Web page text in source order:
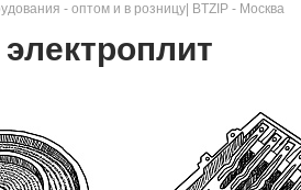
- оптом и в розницу| BTZIP - Москва